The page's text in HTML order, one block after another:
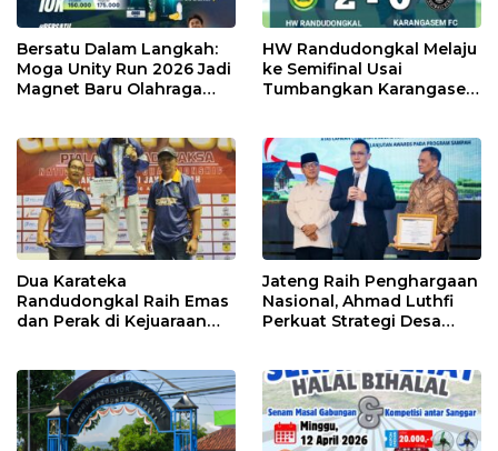
Bersatu Dalam Langkah:
Moga Unity Run 2026 Jadi
Magnet Baru Olahraga
HW Randudongkal Melaju
ke Semifinal Usai
Tumbangkan Karangasem
Dua Karateka
Randudongkal Raih Emas
dan Perak di Kejuaraan
Jateng Raih Penghargaan
Nasional, Ahmad Luthfi
Perkuat Strategi Desa